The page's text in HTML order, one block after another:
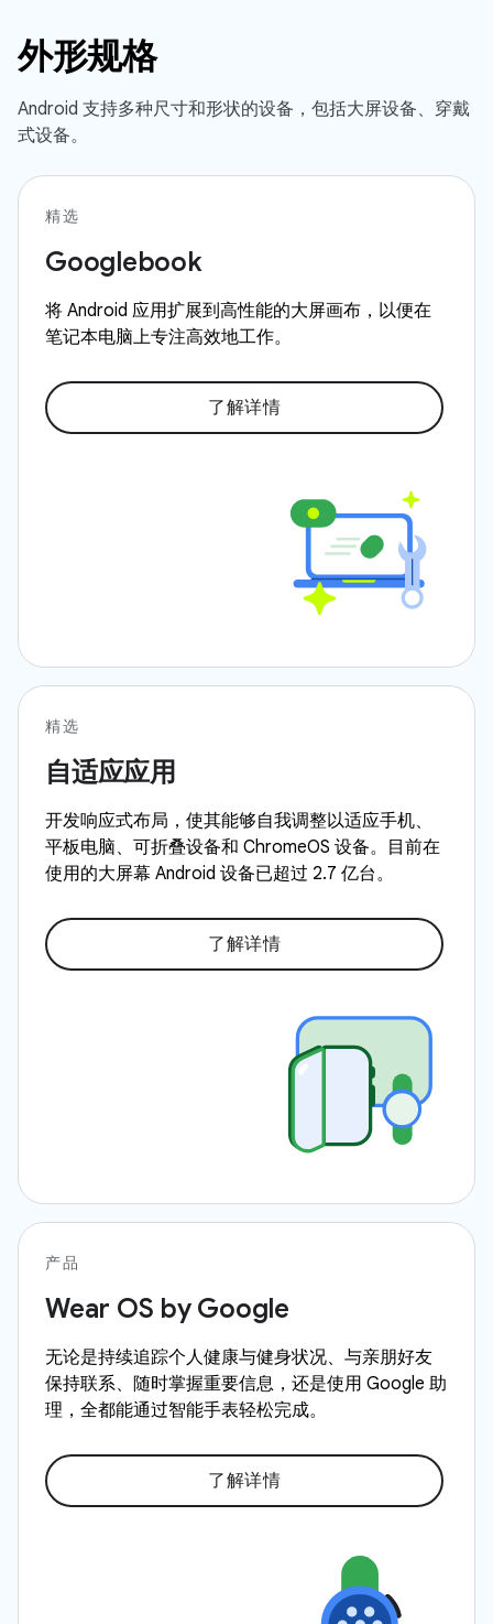
外形规格
Android 支持多种尺寸和形状的设备，包括大屏设备、穿戴
式设备。
精选
Googlebook
将 Android 应用扩展到高性能的大屏画布，以便在
笔记本电脑上专注高效地工作。
了解详情
精选
自适应应用
开发响应式布局，使其能够自我调整以适应手机、
平板电脑、可折叠设备和 ChromeOS 设备。目前在
使用的大屏幕 Android 设备已超过 2.7 亿台。
了解详情
产品
Wear OS by Google
无论是持续追踪个人健康与健身状况、与亲朋好友
保持联系、随时掌握重要信息，还是使用 Google 助
理，全都能通过智能手表轻松完成。
了解详情